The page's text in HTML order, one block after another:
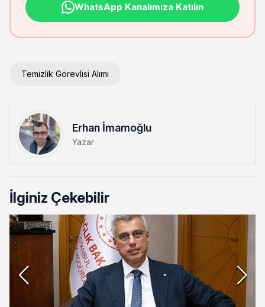
WhatsApp Kanalımıza Katılın
Temizlik Görevlisi Alımı
Erhan İmamoğlu
Yazar
İlginiz Çekebilir